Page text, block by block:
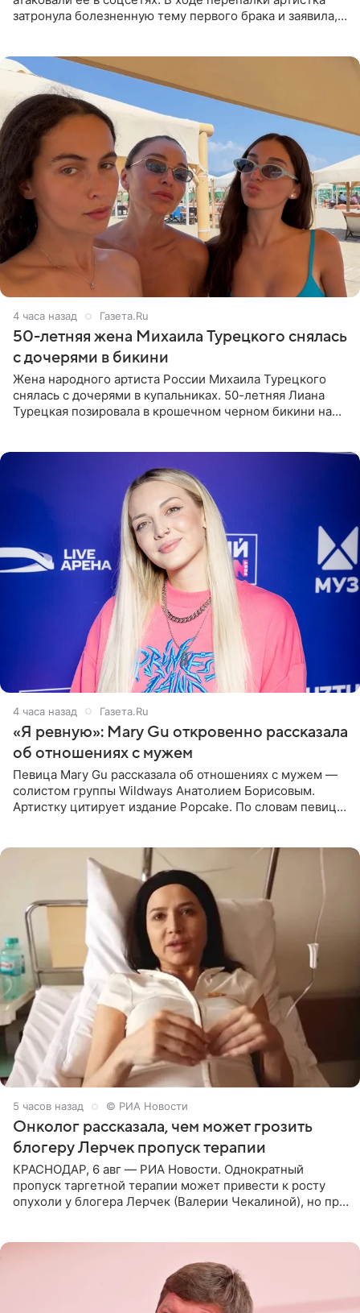
затронула болезненную тему первого брака и заявила,
4 часа назад Газета.Ru
50-летняя жена Михаила Турецкого снялась
с дочерями в бикини
Жена народного артиста России Михаила Турецкого
снялась с дочерями в купальниках. 50-летняя Лиана
Турецкая позировала в крошечном черном бикини на
4 часа назад Газета.Ru
«Я ревную»: Mary Gu откровенно рассказала
об отношениях с мужем
Певица Mary Gu рассказала об отношениях с мужем —
солистом группы Wildways Анатолием Борисовым.
Артистку цитирует издание Popcake. По словам певицы,
5 часов назад © РИА Новости
Онколог рассказала, чем может грозить
блогеру Лерчек пропуск терапии
КРАСНОДАР, 6 авг — РИА Новости. Однократный
пропуск таргетной терапии может привести к росту
опухоли у блогера Лерчек (Валерии Чекалиной), но при